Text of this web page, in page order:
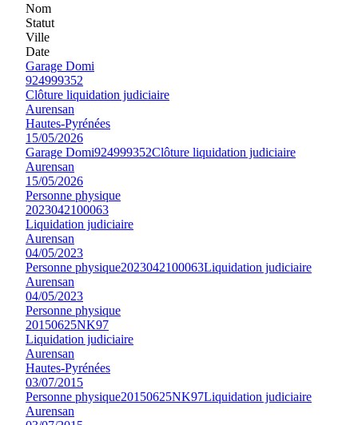
Nom
Statut
Ville
Date
Garage Domi
924999352
Clôture liquidation judiciaire
Aurensan
Hautes-Pyrénées
15/05/2026
Garage Domi924999352Clôture liquidation judiciaire
Aurensan
15/05/2026
Personne physique
2023042100063
Liquidation judiciaire
Aurensan
04/05/2023
Personne physique2023042100063Liquidation judiciaire
Aurensan
04/05/2023
Personne physique
20150625NK97
Liquidation judiciaire
Aurensan
Hautes-Pyrénées
03/07/2015
Personne physique20150625NK97Liquidation judiciaire
Aurensan